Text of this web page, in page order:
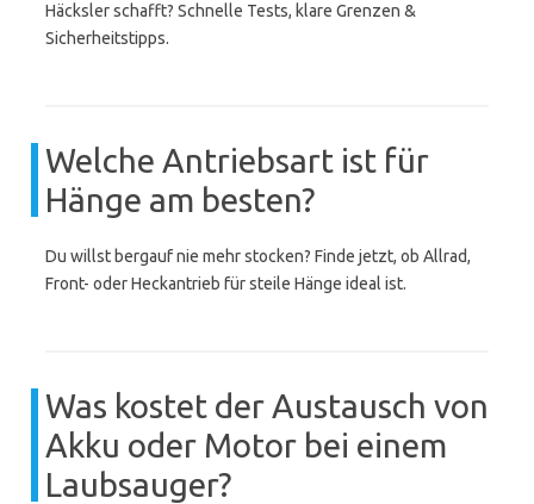
Häcksler schafft? Schnelle Tests, klare Grenzen &
Sicherheitstipps.
Welche Antriebsart ist für
Hänge am besten?
Du willst bergauf nie mehr stocken? Finde jetzt, ob Allrad,
Front- oder Heckantrieb für steile Hänge ideal ist.
Was kostet der Austausch von
Akku oder Motor bei einem
Laubsauger?